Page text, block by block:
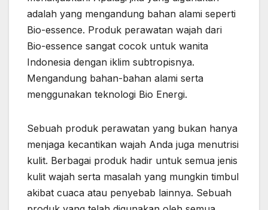
adalah yang mengandung bahan alami seperti
Bio-essence. Produk perawatan wajah dari
Bio-essence sangat cocok untuk wanita
Indonesia dengan iklim subtropisnya.
Mengandung bahan-bahan alami serta
menggunakan teknologi Bio Energi.
Sebuah produk perawatan yang bukan hanya
menjaga kecantikan wajah Anda juga menutrisi
kulit. Berbagai produk hadir untuk semua jenis
kulit wajah serta masalah yang mungkin timbul
akibat cuaca atau penyebab lainnya. Sebuah